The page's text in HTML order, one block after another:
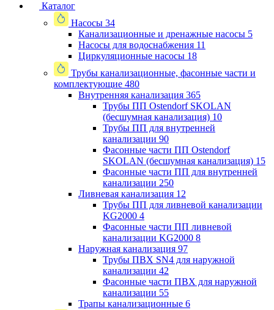
Каталог
Насосы 34
Канализационные и дренажные насосы 5
Насосы для водоснабжения 11
Циркуляционные насосы 18
Трубы канализационные, фасонные части и
комплектующие 480
Внутренняя канализация 365
Трубы ПП Ostendorf SKOLAN
(бесшумная канализация) 10
Трубы ПП для внутренней
канализации 90
Фасонные части ПП Ostendorf
SKOLAN (бесшумная канализация) 15
Фасонные части ПП для внутренней
канализации 250
Ливневая канализация 12
Трубы ПП для ливневой канализации
KG2000 4
Фасонные части ПП ливневой
канализации KG2000 8
Наружная канализация 97
Трубы ПВХ SN4 для наружной
канализации 42
Фасонные части ПВХ для наружной
канализации 55
Трапы канализационные 6